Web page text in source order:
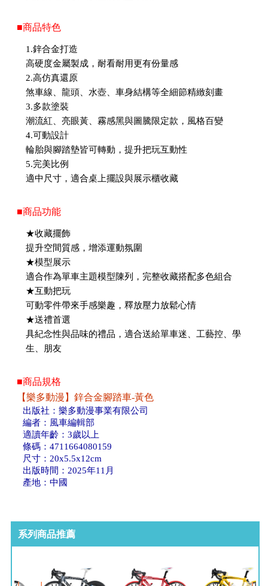
■商品特色
1.鋅合金打造
高硬度金屬製成，耐看耐用更有份量感
2.高仿真還原
煞車線、龍頭、水壺、車身結構等全細節精緻刻畫
3.多款塗裝
潮流紅、亮眼黃、霧感黑與圖騰限定款，風格百變
4.可動設計
輪胎與腳踏墊皆可轉動，提升把玩互動性
5.完美比例
適中尺寸，適合桌上擺設與展示櫃收藏
■商品功能
★收藏擺飾
提升空間質感，增添運動氛圍
★模型展示
適合作為單車主題模型陳列，完整收藏搭配多色組合
★互動把玩
可動零件帶來手感樂趣，釋放壓力放鬆心情
★送禮首選
具紀念性與品味的禮品，適合送給單車迷、工藝控、學
生、朋友
■商品規格
【樂多動漫】鋅合金腳踏車-黃色
出版社：樂多動漫事業有限公司
編者：風車編輯部
適讀年齡：3歲以上
條碼：4711664080159
尺寸：20x5.5x12cm
出版時間：2025年11月
產地：中國
系列商品推薦